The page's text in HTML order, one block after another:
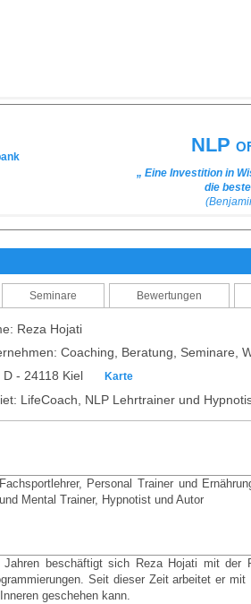
NLP
„ Eine Investition in
die
Seminare Bewertungen
Reza Hojati
Coaching, Beratung, Seminare,
D - 24118 Kiel
Karte
LifeCoach, NLP Lehrtrainer und
Personal Trainer und
Mental Trainer, Hypnotist und Autor
beschäftigt sich Reza Hojati mit der
Seit dieser Zeit arbeitet er
geschehen kann.